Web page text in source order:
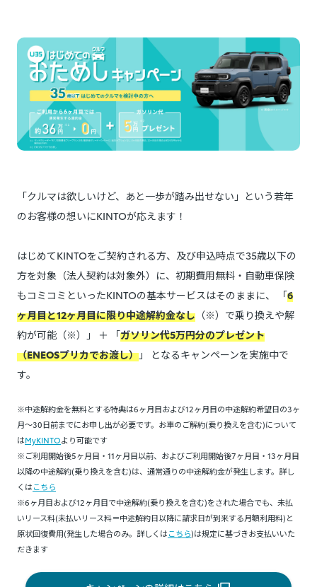
「クルマは欲しいけど、あと一歩が踏み出せない」という若年
のお客様の想いにKINTOが応えます！
はじめてKINTOをご契約される方、及び申込時点で35歳以下の
方を対象（法人契約は対象外）に、初期費用無料・自動車保険
もコミコミといったKINTOの基本サービスはそのままに、 「6
ヶ月目と12ヶ月目に限り中途解約金なし （※）で乗り換えや解
約が可能（※）」 ＋ 「ガソリン代5万円分のプレゼント
（ENEOSプリカでお渡し） 」 となるキャンペーンを実施中で
す。
※中途解約金を無料とする特典は6ヶ月目および12ヶ月目の中途解約希望日の3ヶ
月～30日前までにお申し出が必要です。お車のご解約(乗り換えを含む)について
はMyKINTOより可能です
※ご利用開始後5ヶ月目・11ヶ月目以前、およびご利用開始後7ヶ月目・13ヶ月目
以降の中途解約(乗り換えを含む)は、通常通りの中途解約金が発生します。詳し
くはこちら
※6ヶ月目および12ヶ月目で中途解約(乗り換えを含む)をされた場合でも、未払
いリース料(未払いリース料＝中途解約日以降に請求日が到来する月額利用料)と
原状回復費用(発生した場合のみ。詳しくはこちら)は規定に基づきお支払いいた
だきます